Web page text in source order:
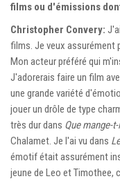
films ou d'émissions
Christopher Convery:
films. Je veux assurément
Mon acteur préféré qui
J'adorerais faire un film
une grande variété
jouer un drôle de type
très dur dans Que mange-
Chalamet. Je l'ai vu dans
émotif était assurément
jeune de Leo et Timothee,